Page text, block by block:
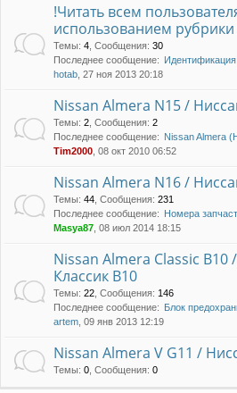
!Читать всем
использованием рубрики
Темы: 4 Сообщения: 30
Последнее сообщение: Идентификация
hotab , 27 ноя 2013 20:18
Nissan Almera N15 /
Темы: 2 Сообщения: 2
Последнее сообщение: Nissan Almera
Tim2000 , 08 окт 2010 06:52
Nissan Almera N16 /
Темы: 44 Сообщения: 231
Последнее сообщение: Номера
Masya87 , 08 июл 2014 18:15
Nissan Almera Classic
Классик B10
Темы: 22 Сообщения: 146
Последнее сообщение: Блок
artem , 09 янв 2013 12:19
Nissan Almera V G11 /
Темы: 0 Сообщения: 0